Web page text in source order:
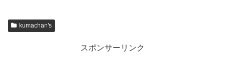
kumachan's
スポンサーリンク